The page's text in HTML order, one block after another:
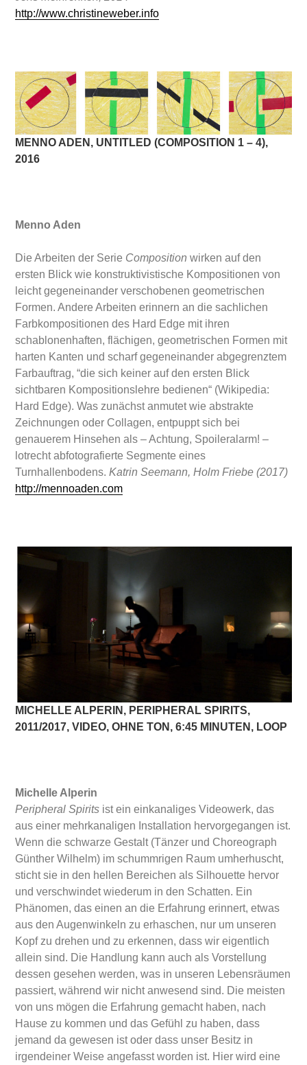
http://www.christineweber.info
MENNO ADEN, UNTITLED (COMPOSITION 1 – 4),
2016
Menno Aden
Die Arbeiten der Serie Composition wirken auf den
ersten Blick wie konstruktivistische Kompositionen von
leicht gegeneinander verschobenen geometrischen
Formen. Andere Arbeiten erinnern an die sachlichen
Farbkompositionen des Hard Edge mit ihren
schablonenhaften, flächigen, geometrischen Formen mit
harten Kanten und scharf gegeneinander abgegrenztem
Farbauftrag, “die sich keiner auf den ersten Blick
sichtbaren Kompositionslehre bedienen“ (Wikipedia:
Hard Edge). Was zunächst anmutet wie abstrakte
Zeichnungen oder Collagen, entpuppt sich bei
genauerem Hinsehen als – Achtung, Spoileralarm! –
lotrecht abfotografierte Segmente eines
Turnhallenbodens.Katrin Seemann, Holm Friebe (2017)
http://mennoaden.com
MICHELLE ALPERIN, PERIPHERAL SPIRITS,
2011/2017, VIDEO, OHNE TON, 6:45 MINUTEN, LOOP
Michelle Alperin
Peripheral Spirits ist ein einkanaliges Videowerk, das
aus einer mehrkanaligen Installation hervorgegangen ist.
Wenn die schwarze Gestalt (Tänzer und Choreograph
Günther Wilhelm) im schummrigen Raum umherhuscht,
sticht sie in den hellen Bereichen als Silhouette hervor
und verschwindet wiederum in den Schatten. Ein
Phänomen, das einen an die Erfahrung erinnert, etwas
aus den Augenwinkeln zu erhaschen, nur um unseren
Kopf zu drehen und zu erkennen, dass wir eigentlich
allein sind. Die Handlung kann auch als Vorstellung
dessen gesehen werden, was in unseren Lebensräumen
passiert, während wir nicht anwesend sind. Die meisten
von uns mögen die Erfahrung gemacht haben, nach
Hause zu kommen und das Gefühl zu haben, dass
jemand da gewesen ist oder dass unser Besitz in
irgendeiner Weise angefasst worden ist. Hier wird eine